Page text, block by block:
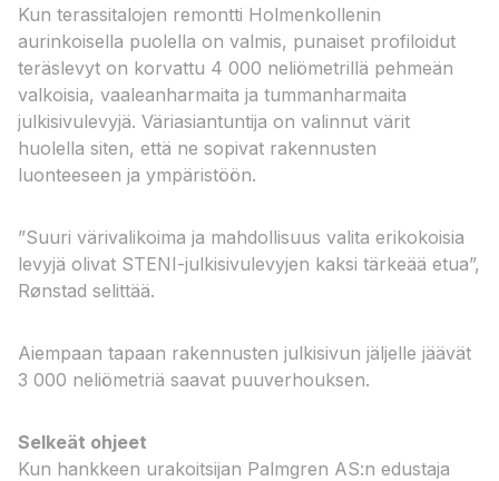
Kun terassitalojen remontti Holmenkollenin
aurinkoisella puolella on valmis, punaiset profiloidut
teräslevyt on korvattu 4 000 neliömetrillä pehmeän
valkoisia, vaaleanharmaita ja tummanharmaita
julkisivulevyjä. Väriasiantuntija on valinnut värit
huolella siten, että ne sopivat rakennusten
luonteeseen ja ympäristöön.
”Suuri värivalikoima ja mahdollisuus valita erikokoisia
levyjä olivat STENI-julkisivulevyjen kaksi tärkeää etua”,
Rønstad selittää.
Aiempaan tapaan rakennusten julkisivun jäljelle jäävät
3 000 neliömetriä saavat puuverhouksen.
Selkeät ohjeet
Kun hankkeen urakoitsijan Palmgren AS:n edustaja